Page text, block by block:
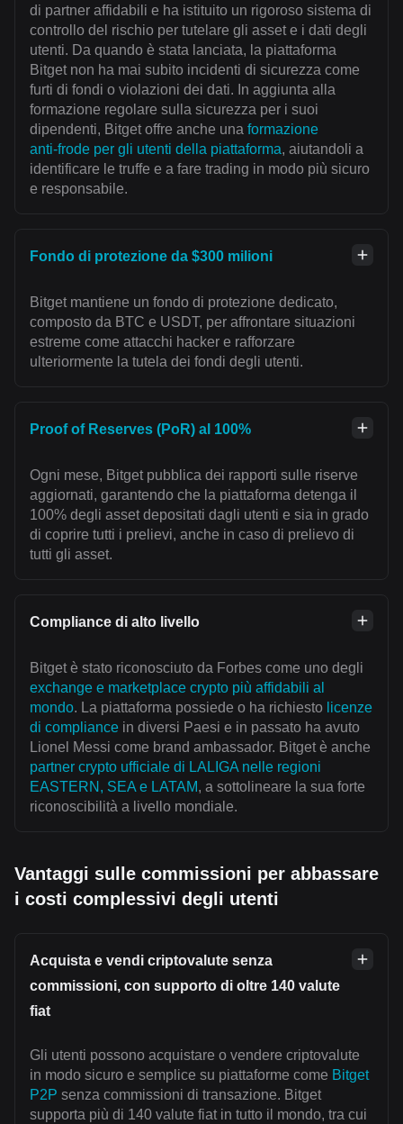
di partner affidabili e ha istituito un rigoroso sistema di
controllo del rischio per tutelare gli asset e i dati degli
utenti. Da quando è stata lanciata, la piattaforma
Bitget non ha mai subito incidenti di sicurezza come
furti di fondi o violazioni dei dati. In aggiunta alla
formazione regolare sulla sicurezza per i suoi
dipendenti, Bitget offre anche una formazione
anti‑frode per gli utenti della piattaforma, aiutandoli a
identificare le truffe e a fare trading in modo più sicuro
e responsabile.
Fondo di protezione da $300 milioni
Bitget mantiene un fondo di protezione dedicato,
composto da BTC e USDT, per affrontare situazioni
estreme come attacchi hacker e rafforzare
ulteriormente la tutela dei fondi degli utenti.
Proof of Reserves (PoR) al 100%
Ogni mese, Bitget pubblica dei rapporti sulle riserve
aggiornati, garantendo che la piattaforma detenga il
100% degli asset depositati dagli utenti e sia in grado
di coprire tutti i prelievi, anche in caso di prelievo di
tutti gli asset.
Compliance di alto livello
Bitget è stato riconosciuto da Forbes come uno degli
exchange e marketplace crypto più affidabili al
mondo. La piattaforma possiede o ha richiesto licenze
di compliance in diversi Paesi e in passato ha avuto
Lionel Messi come brand ambassador. Bitget è anche
partner crypto ufficiale di LALIGA nelle regioni
EASTERN, SEA e LATAM, a sottolineare la sua forte
riconoscibilità a livello mondiale.
Vantaggi sulle commissioni per abbassare
i costi complessivi degli utenti
Acquista e vendi criptovalute senza
commissioni, con supporto di oltre 140 valute
fiat
Gli utenti possono acquistare o vendere criptovalute
in modo sicuro e semplice su piattaforme come Bitget
P2P senza commissioni di transazione. Bitget
supporta più di 140 valute fiat in tutto il mondo, tra cui